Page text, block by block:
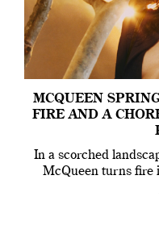
MCQUEEN
FIRE AND A
In a scorched
McQueen turns fire